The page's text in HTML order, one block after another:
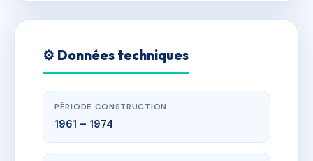
⚙️ Données techniques
PÉRIODE CONSTRUCTION
1961 – 1974